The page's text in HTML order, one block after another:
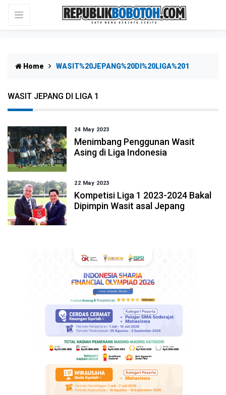
Home WASIT%20JEPANG%20DI%20LIGA%201
WASIT JEPANG DI LIGA 1
24 May 2023
Menimbang Penggunan Wasit
Asing di Liga Indonesia
22 May 2023
Kompetisi Liga 1 2023-2024 Bakal
Dipimpin Wasit asal Jepang